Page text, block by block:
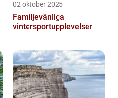
02 oktober 2025
Familjevänliga
vintersportupplevelser